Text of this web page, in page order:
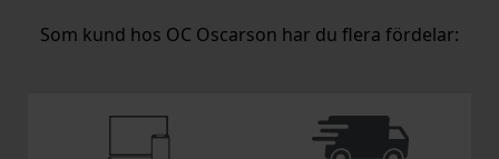
Som kund hos OC Oscarson har du flera fördelar: